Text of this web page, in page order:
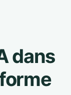
dans